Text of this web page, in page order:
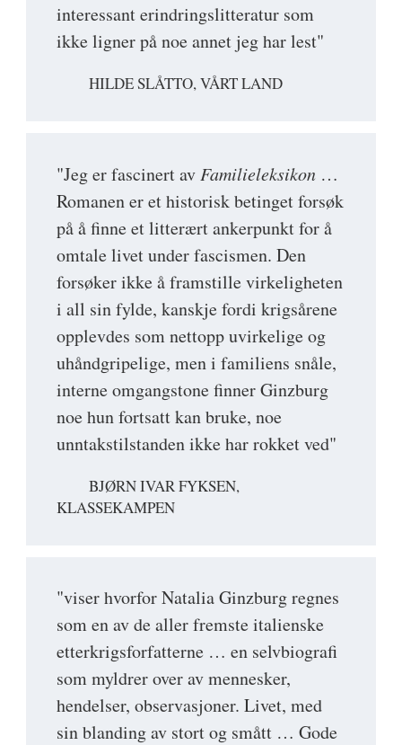
interessant erindringslitteratur som
ikke ligner på noe annet jeg har lest"
HILDE SLÅTTO, VÅRT LAND
"Jeg er fascinert av Familieleksikon …
Romanen er et historisk betinget forsøk
på å finne et litterært ankerpunkt for å
omtale livet under fascismen. Den
forsøker ikke å framstille virkeligheten
i all sin fylde, kanskje fordi krigsårene
opplevdes som nettopp uvirkelige og
uhåndgripelige, men i familiens snåle,
interne omgangstone finner Ginzburg
noe hun fortsatt kan bruke, noe
unntakstilstanden ikke har rokket ved"
BJØRN IVAR FYKSEN,
KLASSEKAMPEN
"viser hvorfor Natalia Ginzburg regnes
som en av de aller fremste italienske
etterkrigsforfatterne … en selvbiografi
som myldrer over av mennesker,
hendelser, observasjoner. Livet, med
sin blanding av stort og smått … Gode